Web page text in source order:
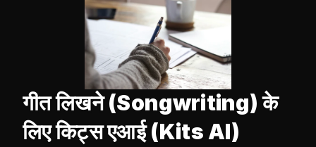
गीत लिखने (Songwriting) के
लिए किट्स एआई (Kits AI)